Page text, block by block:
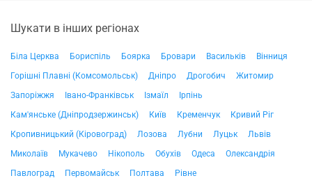
Шукати в інших регіонах
Біла Церква Бориспіль Боярка Бровари Васильків
Вінниця
Горішні Плавні (Комсомольськ)
Дніпро Дрогобич
Житомир
Запоріжжя
Івано-Франківськ Ізмаїл
Ірпінь
Кам'янське (Дніпродзержинськ)
Київ Кременчук
Кривий Ріг
Кропивницький (Кіровоград)
Лозова Лубни Луцьк
Львів
Миколаїв
Мукачево Нікополь Обухів Одеса
Олександрія
Павлоград
Первомайськ Полтава
Рівне